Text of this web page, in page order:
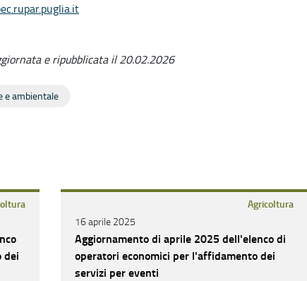
e ripubblicata il 20.02.2026
e ambientale
dei
Agricoltura
16 aprile 2025
Aggiornamento di aprile 2025 dell'elenco di
operatori economici per l'affidamento dei
servizi per eventi